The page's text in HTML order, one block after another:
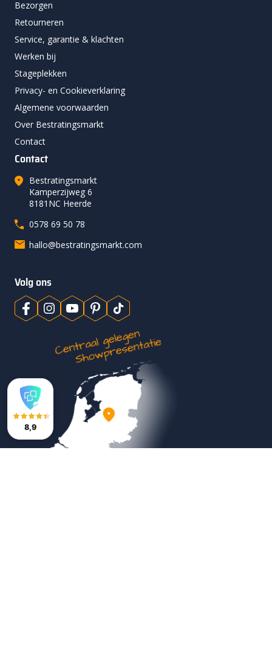
Bezorgen
Retourneren
Service, garantie & klachten
Werken bij
Stageplekken
Privacy- en Cookieverklaring
Algemene voorwaarden
Over Bestratingsmarkt
Contact
Contact
Bestratingsmarkt
Kamperzijweg 6
8181NC Heerde
0578 69 50 78
hallo@bestratingsmarkt.com
Volg ons
8,9